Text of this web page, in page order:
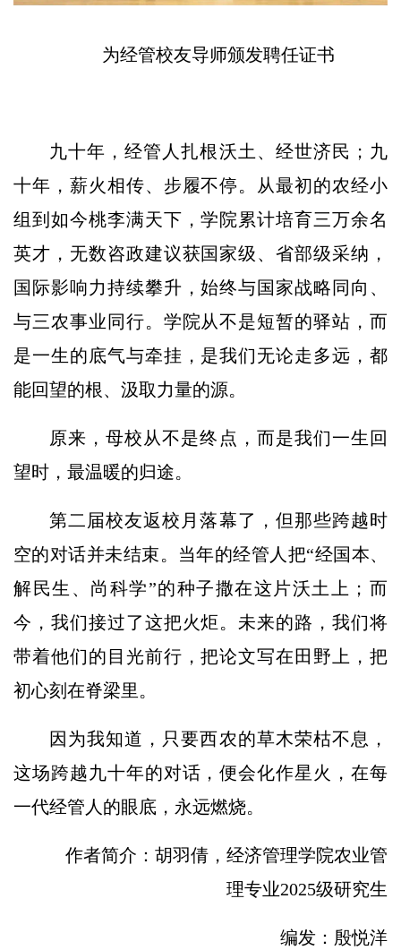
为经管校友导师颁发聘任证书
九十年，经管人扎根沃土、经世济民；九
十年，薪火相传、步履不停。从最初的农经小
组到如今桃李满天下，学院累计培育三万余名
英才，无数咨政建议获国家级、省部级采纳，
国际影响力持续攀升，始终与国家战略同向、
与三农事业同行。学院从不是短暂的驿站，而
是一生的底气与牵挂，是我们无论走多远，都
能回望的根、汲取力量的源。
原来，母校从不是终点，而是我们一生回
望时，最温暖的归途。
第二届校友返校月落幕了，但那些跨越时
空的对话并未结束。当年的经管人把“经国本、
解民生、尚科学”的种子撒在这片沃土上；而
今，我们接过了这把火炬。未来的路，我们将
带着他们的目光前行，把论文写在田野上，把
初心刻在脊梁里。
因为我知道，只要西农的草木荣枯不息，
这场跨越九十年的对话，便会化作星火，在每
一代经管人的眼底，永远燃烧。
作者简介：胡羽倩，经济管理学院农业管
理专业2025级研究生
编发：殷悦洋